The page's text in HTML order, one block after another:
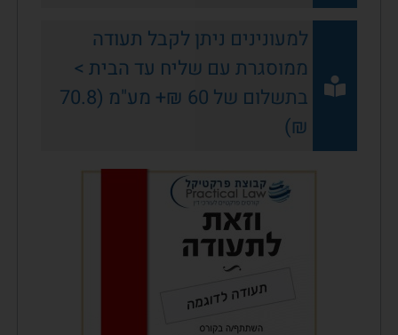
למעונינים ניתן לקבל תעודה
ממוסגרת עם שליח עד הבית >
בתשלום של 60 ₪+ מע"מ (70.8
₪)